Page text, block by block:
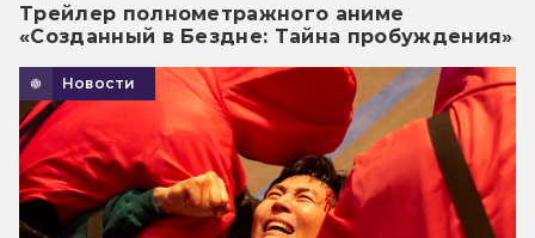
Трейлер полнометражного аниме
«Созданный в Бездне: Тайна пробуждения»
Новости